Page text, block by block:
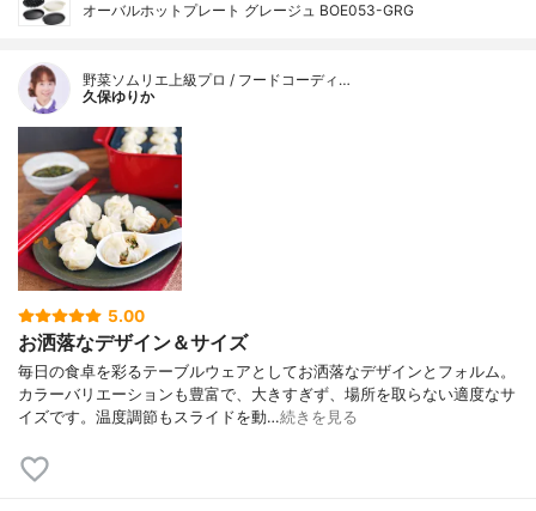
オーバルホットプレート グレージュ BOE053-GRG
野菜ソムリエ上級プロ / フードコーディ…
久保ゆりか
5.00
お洒落なデザイン＆サイズ
毎日の食卓を彩るテーブルウェアとしてお洒落なデザインとフォルム。
カラーバリエーションも豊富で、大きすぎず、場所を取らない適度なサ
イズです。温度調節もスライドを動…続きを見る